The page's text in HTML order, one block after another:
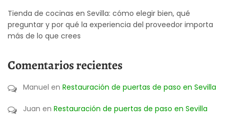
Tienda de cocinas en Sevilla: cómo elegir bien, qué
preguntar y por qué la experiencia del proveedor importa
más de lo que crees
Comentarios recientes
Manuel en Restauración de puertas de paso en Sevilla
Juan en Restauración de puertas de paso en Sevilla